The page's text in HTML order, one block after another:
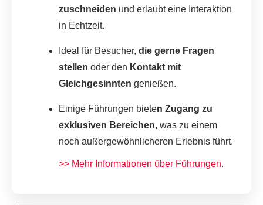
zuschneiden und erlaubt eine Interaktion
in Echtzeit.
Ideal für Besucher, die gerne Fragen
stellen oder den Kontakt mit
Gleichgesinnten genießen.
Einige Führungen bieten Zugang zu
exklusiven Bereichen, was zu einem
noch außergewöhnlicheren Erlebnis führt.
>> Mehr Informationen über Führungen.